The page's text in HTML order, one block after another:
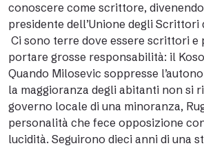
conoscere come scrittore,
presidente dell’Unione degli Scrittori
Ci sono terre dove essere scrittori e
portare grosse responsabilità: il
Quando Milosevic soppresse
la maggioranza degli abitanti non si
governo locale di una minoranza,
personalità che fece opposizione
lucidità. Seguirono dieci anni di una